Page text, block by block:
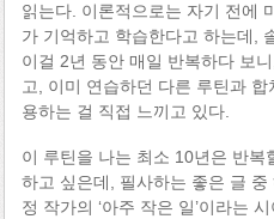
읽는다. 이론적으로는 자기 전에
가 기억하고 학습한다고 하는데,
이걸 2년 동안 매일 반복하다 보
고, 이미 연습하던 다른 루틴과
용하는 걸 직접 느끼고 있다.
이 루틴을 나는 최소 10년은 반복
하고 싶은데, 필사하는 좋은 글
정 작가의 ‘아주 작은 일’이라는